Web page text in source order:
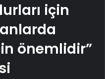
için
önemlidir”